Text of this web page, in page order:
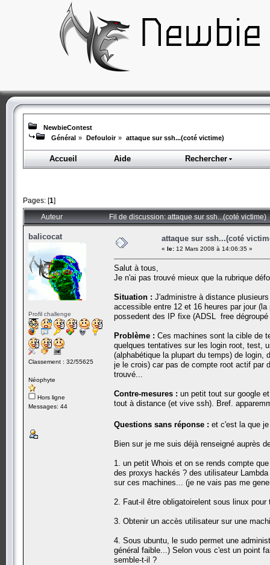
NewbieContest
Général » Defouloir » attaque sur ssh...(coté victime)
Accueil Aide Rechercher
Pages: [1]
Auteur Fil de discussion: attaque sur ssh...(coté
balicocat
Profil challenge
Classement : 32/55625
Néophyte
Hors ligne
Messages: 44
attaque sur ssh...(coté
« le: 12 Mars 2008 à 14:06:35 »
Salut à tous,
Je n'ai pas trouvé mieux que la rubrique
Situation : J'administre à distance
accessible entre 12 et 16 heures par jour
possedent des IP fixe (ADSL free
Problème : Ces machines sont la cible de
quelques tentatives sur les login root, test,
(alphabétique la plupart du temps) de login,
je le crois) car pas de compte root actif par
trouvé...
Contre-mesures : un petit tout sur google
tout à distance (et vive ssh). Bref.
Questions sans réponse : et c'est la que
Bien sur je me suis déjà renseigné auprès
1. un petit Whois et on se rends compte
des proxys hackés ? des utilisateur
sur ces machines... (je ne vais pas me
2. Faut-il être obligatoirelent sous linux
3. Obtenir un accès utilisateur sur une
4. Sous ubuntu, le sudo permet une
général faible...) Selon vous c'est un point
semble-t-il ?